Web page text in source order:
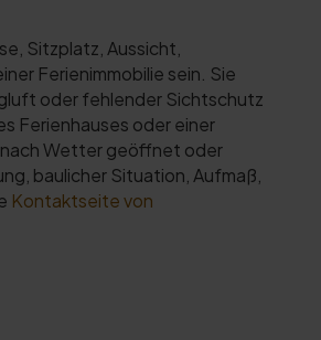
Sitzplatz, Aussicht,
Ferienimmobilie sein. Sie
oder fehlender Sichtschutz
Ferienhauses oder einer
nach Wetter geöffnet oder
baulicher Situation, Aufmaß,
Kontaktseite von